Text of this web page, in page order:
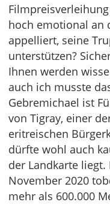
hoch emotional an
appelliert, seine
unterstützen?
Ihnen werden
auch ich musste
Gebremichael ist
von Tigray, einer
eritreischen
dürfte wohl auch
der Landkarte
November 2020
mehr als 600.000